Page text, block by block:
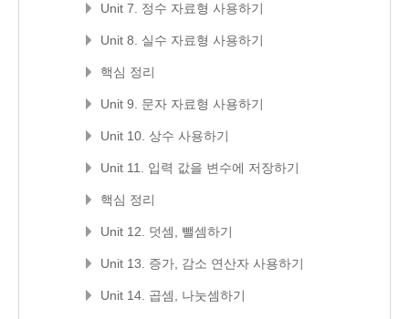
Unit 7. 정수 자료형 사용하기
Unit 8. 실수 자료형 사용하기
핵심 정리
Unit 9. 문자 자료형 사용하기
Unit 10. 상수 사용하기
Unit 11. 입력 값을 변수에 저장하기
핵심 정리
Unit 12. 덧셈, 뺄셈하기
Unit 13. 증가, 감소 연산자 사용하기
Unit 14. 곱셈, 나눗셈하기